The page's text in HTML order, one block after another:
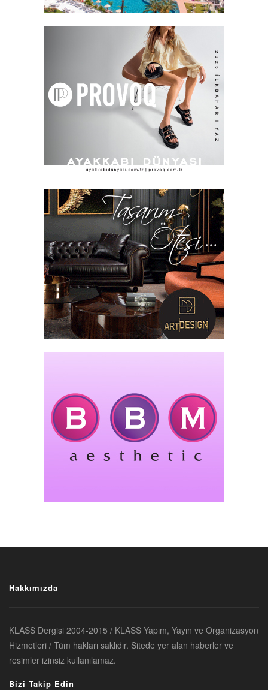
Hakkımızda
KLASS Dergisi 2004-2015 / KLASS Yapım, Yayın ve Organizasyon
Hizmetleri / Tüm hakları saklıdır. Sitede yer alan haberler ve
resimler izinsiz kullanılamaz.
Bizi Takip Edin